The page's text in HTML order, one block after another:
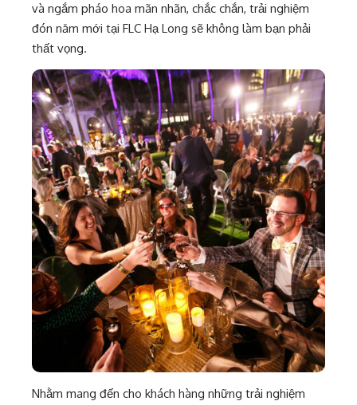
và ngắm pháo hoa mãn nhãn, chắc chắn, trải nghiệm
đón năm mới tại FLC Hạ Long sẽ không làm bạn phải
thất vọng.
Nhằm mang đến cho khách hàng những trải nghiệm